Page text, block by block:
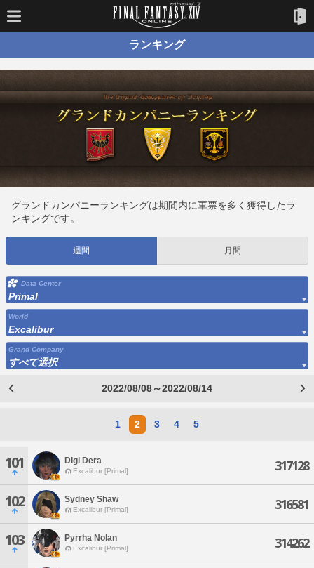
ランキング
グランドカンパニーランキングは期間内に軍票を多く獲得したラ
ンキングです。
週間 月間
Data Center
Primal
World
Excalibur
Grand Company
すべて選択
2022/08/08～2022/08/14
1 2 3 4 5
101 Digi Dera
Excalibur [Primal] 317128
102 Sydney Shaw
Excalibur [Primal] 316581
103 Pyrrha Nolan
Excalibur [Primal] 314262